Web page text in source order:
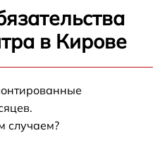
в Кирове
случаем?